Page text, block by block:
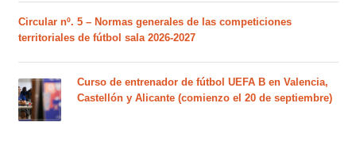
Circular nº. 5 – Normas generales de las competiciones
territoriales de fútbol sala 2026-2027
Curso de entrenador de fútbol UEFA B en Valencia,
Castellón y Alicante (comienzo el 20 de septiembre)